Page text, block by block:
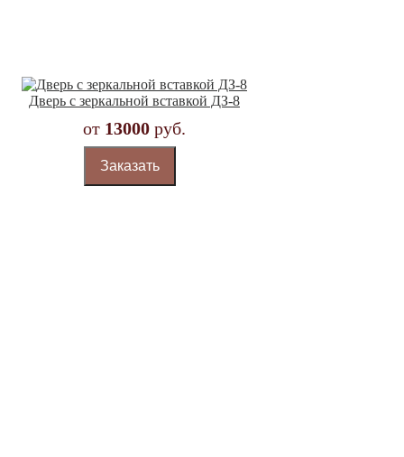
Дверь с зеркальной вставкой ДЗ-8
от 13000 руб.
Заказать